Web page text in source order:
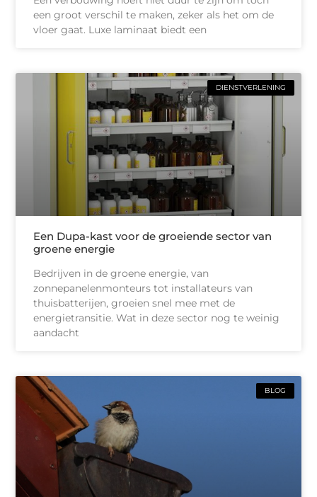
een groot verschil te maken, zeker als het om de
vloer gaat. Luxe laminaat biedt een
DIENSTVERLENING
Een Dupa-kast voor de groeiende sector van
groene energie
Bedrijven in de groene energie, van
zonnepanelenmonteurs tot installateurs van
thuisbatterijen, groeien snel mee met de
energietransitie. Wat in deze sector nog te weinig
aandacht
BLOG